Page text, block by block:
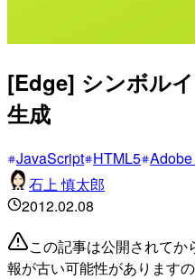
[Edge] シンボル
生成
JavaScript HTML5
石上 慎太郎
2012.02.08
この記事は公開されて
報が古い可能性があります